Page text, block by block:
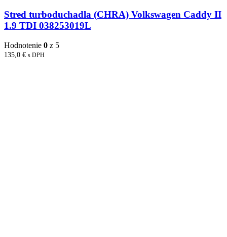
Stred turboduchadla (CHRA) Volkswagen Caddy II
1.9 TDI 038253019L
Hodnotenie 0 z 5
135,0 € s DPH